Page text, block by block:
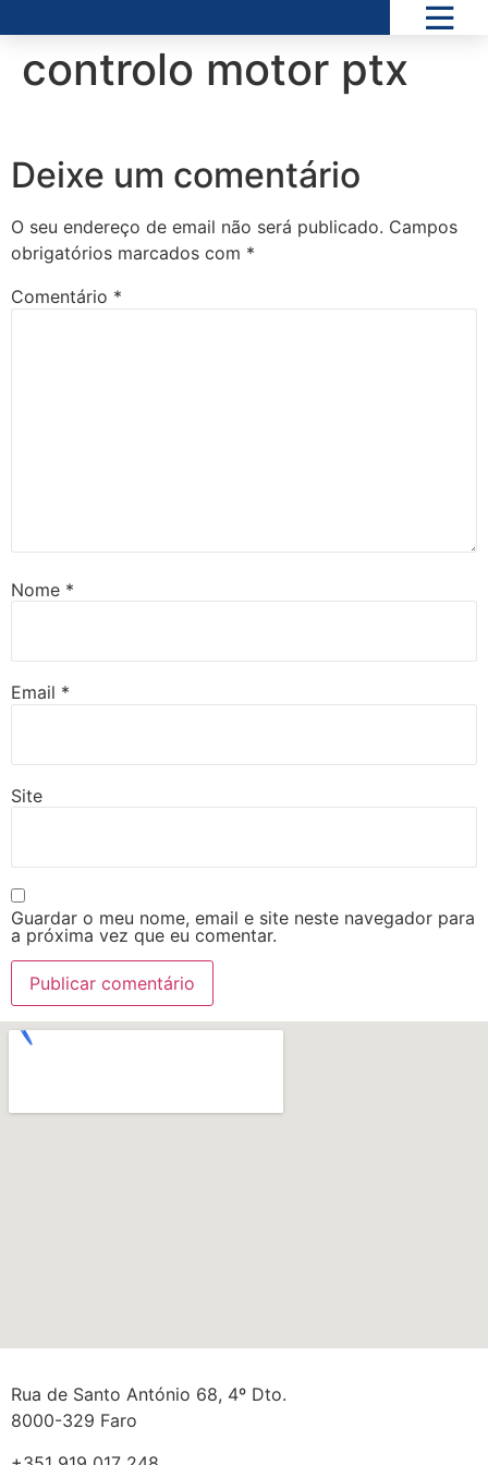
controlo motor ptx
Deixe um comentário
O seu endereço de email não será publicado. Campos
obrigatórios marcados com *
Comentário *
Nome *
Email *
Site
Guardar o meu nome, email e site neste navegador para
a próxima vez que eu comentar.
Rua de Santo António 68, 4º Dto.
8000-329 Faro